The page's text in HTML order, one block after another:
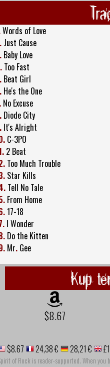
Words of Love
Just Cause
Baby Love
Too Fast
Beat Girl
He's the One
No Excuse
Diode City
It's Alright
C-3PO
2 Beat
Too Much Trouble
Star Kills
Tell No Tale
From Home
17-18
I Wonder
Do the Kitten
Mr. Gee
Kup
$8.67
$8.67 24,38 € 28,21 €
of Rock is reader-supported. When you